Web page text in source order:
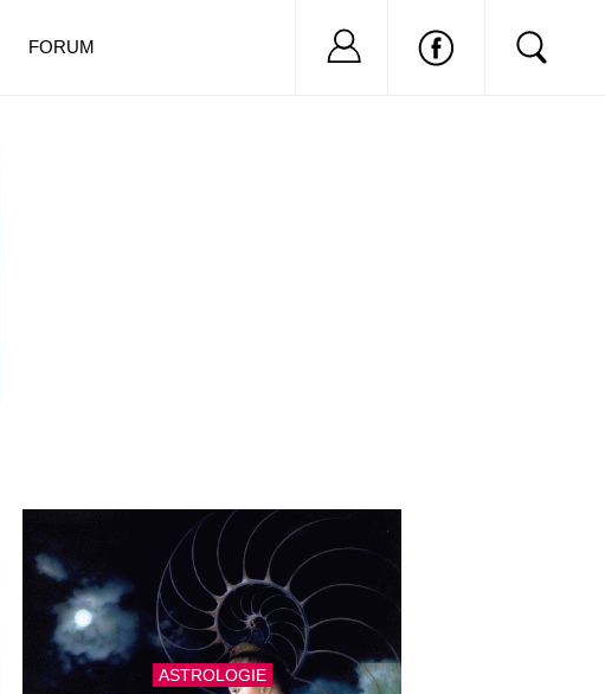
ASTROLOGIE
FORUM Nu ai cont?